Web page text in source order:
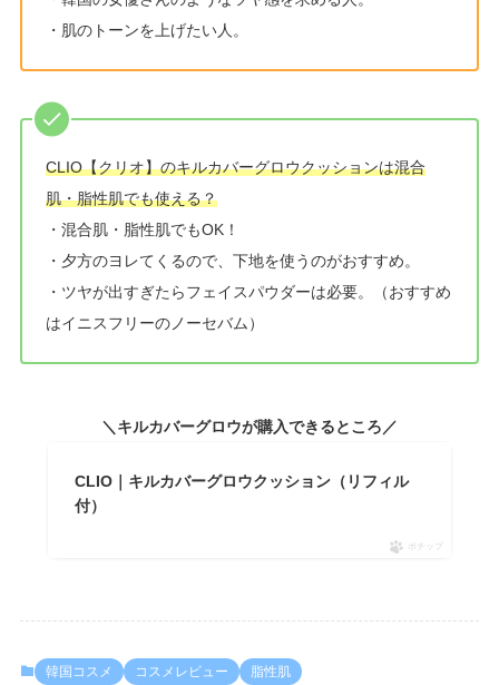
・肌のトーンを上げたい人。
CLIO【クリオ】のキルカバーグロウクッションは混合
肌・脂性肌でも使える？
・混合肌・脂性肌でもOK！
・夕方のヨレてくるので、下地を使うのがおすすめ。
・ツヤが出すぎたらフェイスパウダーは必要。（おすすめ
はイニスフリーのノーセバム）
＼キルカバーグロウが購入できるところ／
CLIO｜キルカバーグロウクッション（リフィル
付）
ポチップ
韓国コスメ コスメレビュー
脂性肌